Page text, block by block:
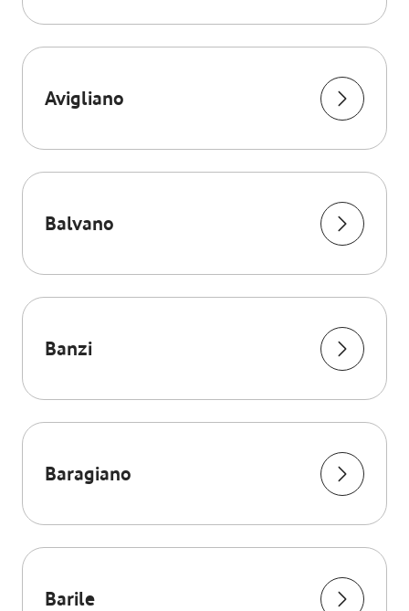
Avigliano
Balvano
Banzi
Baragiano
Barile